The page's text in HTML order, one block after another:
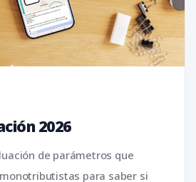
2026
de parámetros que
para saber si